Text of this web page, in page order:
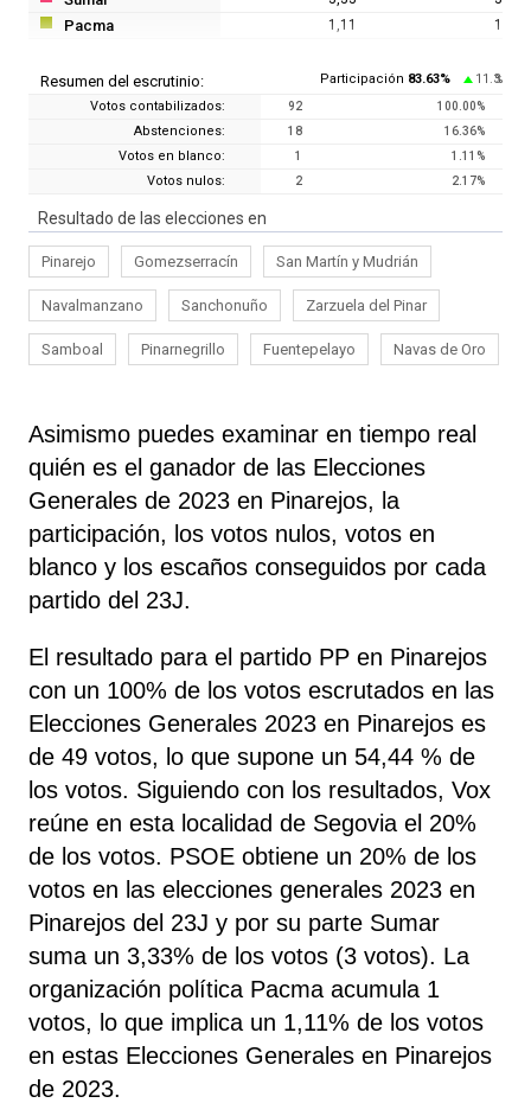
Pacma 1,11 1
Resumen del escrutinio: Participación 83.63% 11.3%
Votos contabilizados: 92 100.00%
Abstenciones: 18 16.36%
Votos en blanco: 1 1.11 %
Votos nulos: 2 2.17%
Resultado de las elecciones en
Pinarejo Gomezserracín San Martín y Mudrián
Navalmanzano Sanchonuño Zarzuela del Pinar
Samboal Pinarnegrillo Fuentepelayo Navas de Oro
Asimismo puedes examinar en tiempo real
quién es el ganador de las Elecciones
Generales de 2023 en Pinarejos, la
participación, los votos nulos, votos en
blanco y los escaños conseguidos por cada
partido del 23J.
El resultado para el partido PP en Pinarejos
con un 100% de los votos escrutados en las
Elecciones Generales 2023 en Pinarejos es
de 49 votos, lo que supone un 54,44 % de
los votos. Siguiendo con los resultados, Vox
reúne en esta localidad de Segovia el 20%
de los votos. PSOE obtiene un 20% de los
votos en las elecciones generales 2023 en
Pinarejos del 23J y por su parte Sumar
suma un 3,33% de los votos (3 votos). La
organización política Pacma acumula 1
votos, lo que implica un 1,11% de los votos
en estas Elecciones Generales en Pinarejos
de 2023.